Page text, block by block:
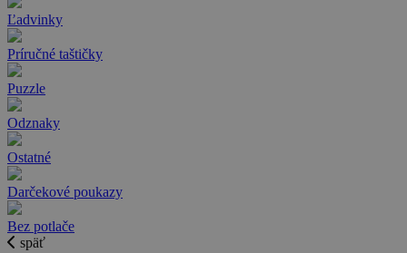
Ľadvinky
Príručné taštičky
Puzzle
Odznaky
Ostatné
Darčekové poukazy
Bez potlače
späť